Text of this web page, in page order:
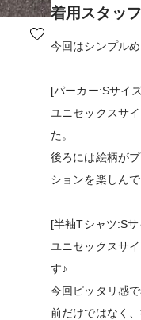
着用スタッ
今回はシンプル
[パーカー:Sサイ
ユニセックスサ
た。
後ろには絵柄が
ションを楽しん
[半袖Tシャツ:S
ユニセックスサ
す♪
今回ピッタリ感
前だけではなく